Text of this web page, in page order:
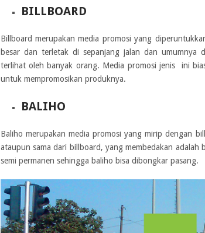
BILLBOARD
Billboard merupakan media promosi yang
besar dan terletak di sepanjang jalan dan umumnya
terlihat oleh banyak orang. Media promosi jenis ini
untuk mempromosikan produknya.
BALIHO
Baliho merupakan media promosi yang mirip dengan
ataupun sama dari billboard, yang membedakan
semi permanen sehingga baliho bisa dibongkar pasang.